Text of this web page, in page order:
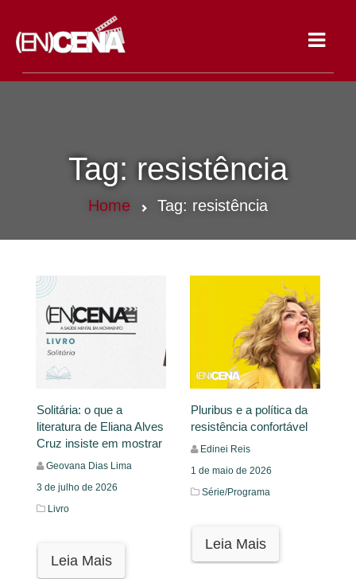
Tag: resistência
Home Tag: resistência
Solitária: o que a
literatura de Eliana Alves
Cruz insiste em mostrar
Geovana Dias Lima
3 de julho de 2026
Livro
Leia Mais
Pluribus e a política da
resistência confortável
Edinei Reis
1 de maio de 2026
Série/Programa
Leia Mais